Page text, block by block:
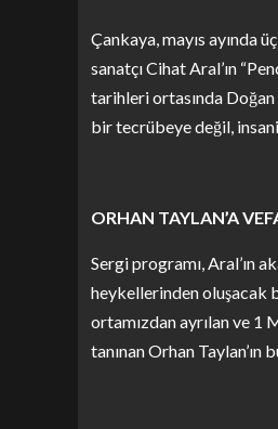
Çankaya, mayıs ayında
sanatçı Cihat Aral’ın
tarihleri ortasında
bir tecrübeye değil,
ORHAN TAYLAN’A
Sergi programı, Aral’ın
heykellerinden oluşacak
ortamızdan ayrılan ve 1
tanınan Orhan